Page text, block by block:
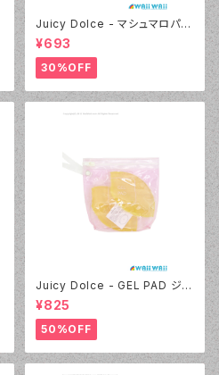
Juicy Dolce - マシュマロパッ
ド（032 - 40:イエロー）
¥693
30%OFF
Juicy Dolce - GEL PAD ジェ
ルパッド（030 - 40:イエロー）
¥825
50%OFF